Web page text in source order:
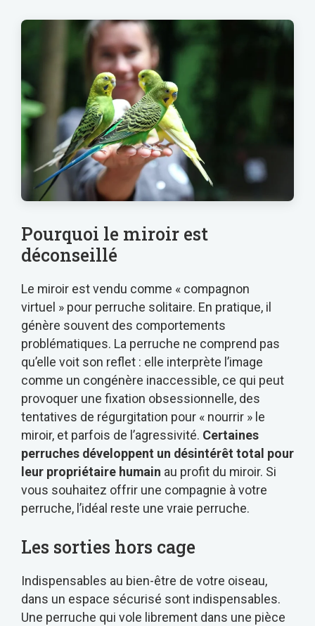
Pourquoi le miroir est
déconseillé
Le miroir est vendu comme « compagnon
virtuel » pour perruche solitaire. En pratique, il
génère souvent des comportements
problématiques. La perruche ne comprend pas
qu’elle voit son reflet : elle interprète l’image
comme un congénère inaccessible, ce qui peut
provoquer une fixation obsessionnelle, des
tentatives de régurgitation pour « nourrir » le
miroir, et parfois de l’agressivité. Certaines
perruches développent un désintérêt total pour
leur propriétaire humain au profit du miroir. Si
vous souhaitez offrir une compagnie à votre
perruche, l’idéal reste une vraie perruche.
Les sorties hors cage
Indispensables au bien-être de votre oiseau,
dans un espace sécurisé sont indispensables.
Une perruche qui vole librement dans une pièce